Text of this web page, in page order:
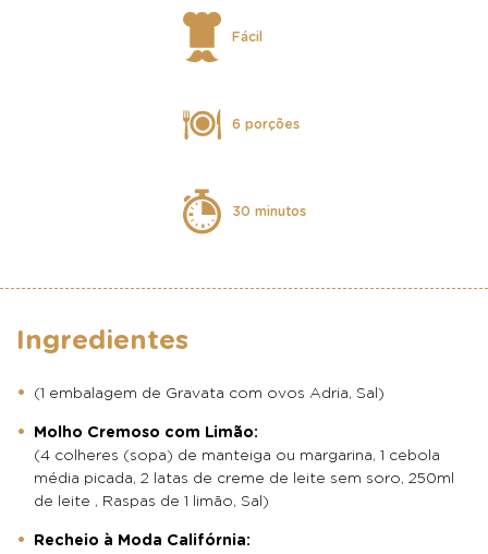
Fácil
6 porções
30 minutos
Ingredientes
(1 embalagem de Gravata com ovos Adria, Sal)
Molho Cremoso com Limão:
(4 colheres (sopa) de manteiga ou margarina, 1 cebola
média picada, 2 latas de creme de leite sem soro, 250ml
de leite , Raspas de 1 limão, Sal)
Recheio à Moda Califórnia: